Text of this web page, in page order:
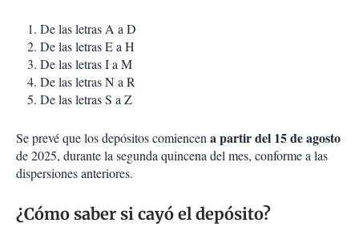
De las letras A a D
De las letras E a H
De las letras I a M
De las letras N a R
De las letras S a Z
Se prevé que los depósitos comiencena partir del 15 de agosto
de 2025, durante la segunda quincena del mes, conforme a las
dispersiones anteriores.
¿Cómo saber si cayó el depósito?